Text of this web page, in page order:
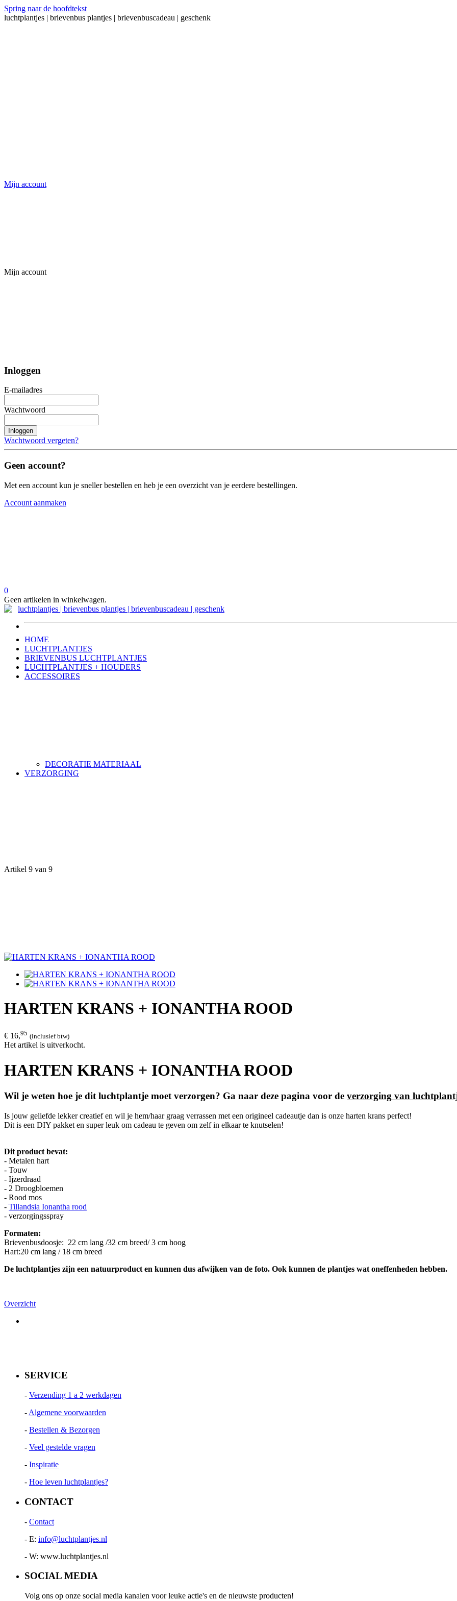
Spring naar de hoofdtekst
luchtplantjes | brievenbus plantjes | brievenbuscadeau | geschenk
Mijn account
Mijn account
Inloggen
E-mailadres
Wachtwoord
Inloggen
Wachtwoord vergeten?
Geen account?
Met een account kun je sneller bestellen en heb je een overzicht van je eerdere bestellingen.
Account aanmaken
0
Geen artikelen in winkelwagen.
HOME
LUCHTPLANTJES
BRIEVENBUS LUCHTPLANTJES
LUCHTPLANTJES + HOUDERS
ACCESSOIRES
DECORATIE MATERIAAL
VERZORGING
Artikel 9 van 9
HARTEN KRANS + IONANTHA ROOD
€ 16,95 (inclusief btw)
Het artikel is uitverkocht.
HARTEN KRANS + IONANTHA ROOD
Wil je weten hoe je dit luchtplantje moet verzorgen? Ga naar deze pagina voor de verzorging van
Is jouw geliefde lekker creatief en wil je hem/haar graag verrassen met een origineel cadeautje dan is onze harten krans perfect!
Dit is een DIY pakket en super leuk om cadeau te geven om zelf in elkaar te knutselen!
Dit product bevat:
- Metalen hart
- Touw
- Ijzerdraad
- 2 Droogbloemen
- Rood mos
- Tillandsia Ionantha rood
- verzorgingsspray
Formaten:
Brievenbusdoosje: 22 cm lang /32 cm breed/ 3 cm hoog
Hart:20 cm lang / 18 cm breed
De luchtplantjes zijn een natuurproduct en kunnen dus afwijken van de foto. Ook kunnen de plantjes wat oneffenheden hebben.
Overzicht
SERVICE
- Verzending 1 a 2 werkdagen
- Algemene voorwaarden
- Bestellen & Bezorgen
- Veel gestelde vragen
- Inspiratie
- Hoe leven luchtplantjes?
CONTACT
- Contact
- E: info@luchtplantjes.nl
- W: www.luchtplantjes.nl
SOCIAL MEDIA
Volg ons op onze social media kanalen voor leuke actie's en de nieuwste producten!